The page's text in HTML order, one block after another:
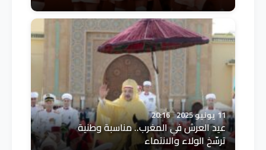
11 يونيو 2025 20:16
عيد العرش في المغرب.. مناسبة وطنية
ترسّخ الولاء والانتماء